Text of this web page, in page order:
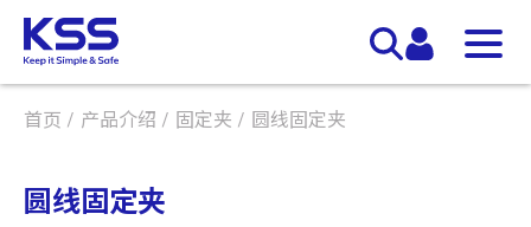
首页 产品介绍 固定夹 圆线固定夹
圆线固定夹